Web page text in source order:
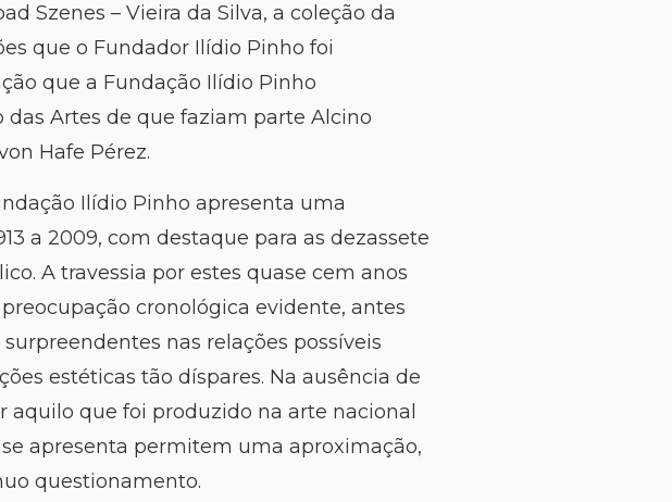
Szenes – Vieira da Silva, a coleção da
que o Fundador Ilídio Pinho foi
que a Fundação Ilídio Pinho
Artes de que faziam parte Alcino
Hafe Pérez.
Ilídio Pinho apresenta uma
a 2009, com destaque para as dezassete
A travessia por estes quase cem anos
cronológica evidente, antes
nas relações possíveis
estéticas tão díspares. Na ausência de
que foi produzido na arte nacional
apresenta permitem uma aproximação,
questionamento.